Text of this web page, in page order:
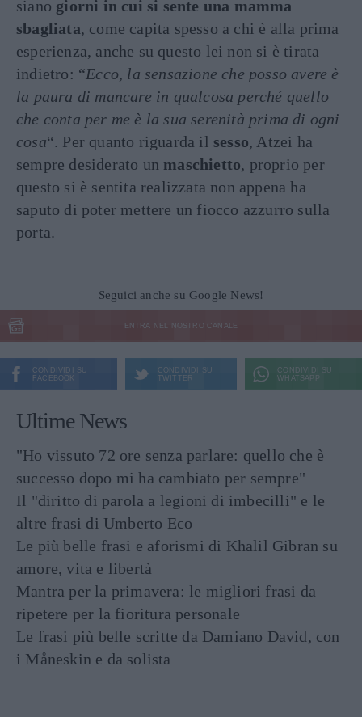
siano giorni in cui si sente una mamma
sbagliata, come capita spesso a chi è alla prima
esperienza, anche su questo lei non si è tirata
indietro: “Ecco, la sensazione che posso avere è
la paura di mancare in qualcosa perché quello
che conta per me è la sua serenità prima di ogni
cosa“. Per quanto riguarda il sesso, Atzei ha
sempre desiderato un maschietto, proprio per
questo si è sentita realizzata non appena ha
saputo di poter mettere un fiocco azzurro sulla
porta.
Seguici anche su Google News!
ENTRA NEL NOSTRO CANALE
CONDIVIDI SU
FACEBOOK
CONDIVIDI SU
TWITTER
CONDIVIDI SU
WHATSAPP
Ultime News
"Ho vissuto 72 ore senza parlare: quello che è
successo dopo mi ha cambiato per sempre"
Il "diritto di parola a legioni di imbecilli" e le
altre frasi di Umberto Eco
Le più belle frasi e aforismi di Khalil Gibran su
amore, vita e libertà
Mantra per la primavera: le migliori frasi da
ripetere per la fioritura personale
Le frasi più belle scritte da Damiano David, con
i Måneskin e da solista